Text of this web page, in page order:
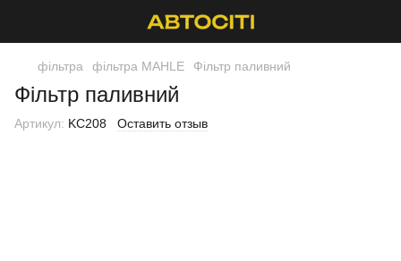
фільтра фільтра MAHLE Фільтр паливний
Фільтр паливний
Артикул: KC208 Оставить отзыв